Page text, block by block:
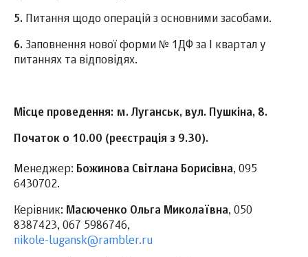
5. Питання щодо операцій з основними засобами.
6. Заповнення нової форми № 1ДФ за I квартал у
питаннях та відповідях.
Місце проведення: м. Луганськ, вул. Пушкіна, 8.
Початок о 10.00 (реєстрація з 9.30).
Менеджер: Божинова Світлана Борисівна, 095
6430702.
Керівник: Масюченко Ольга Миколаївна, 050
8387423, 067 5986746,
nikole-lugansk@rambler.ru